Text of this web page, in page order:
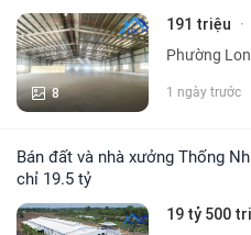
8
191 triệu ·
Phường
1 ngày trước
Bán đất và nhà xưởng Thống Nhất Đồng Nai DT 3050m2 giá
chỉ 19.5 tỷ
19 tỷ 500